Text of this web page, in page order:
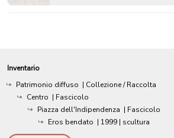
Inventario
Patrimonio diffuso | Collezione / Raccolta
Centro | Fascicolo
Piazza dell'Indipendenza | Fascicolo
Eros bendato | 1999 | scultura